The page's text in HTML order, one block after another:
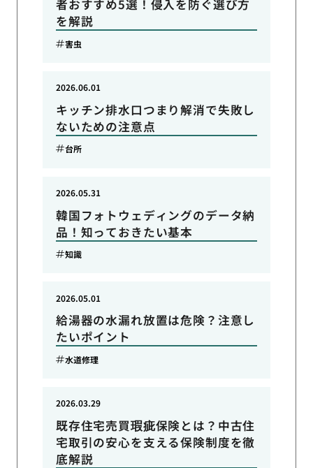
者おすすめ5選！侵入を防ぐ選び方
を解説
害虫
キッチン排水口つまり解消で失敗し
ないための注意点
2026.06.01
台所
韓国フォトウェディングのデータ納
品！知っておきたい基本
2026.05.31
知識
給湯器の水漏れ放置は危険？注意し
たいポイント
2026.05.01
水道修理
既存住宅売買瑕疵保険とは？中古住
宅取引の安心を支える保険制度を徹
底解説
2026.03.29